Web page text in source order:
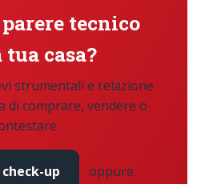
tecnico
casa?
strumentali e relazione
di comprare, vendere o
up oppure